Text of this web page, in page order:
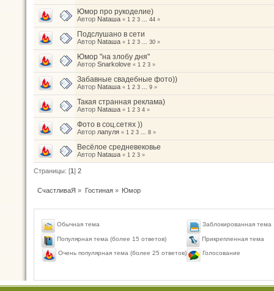
Юмор про рукоделие)
Автор Nataшa « 1 2 3 ... 44 »
Подслушано в сети
Автор Nataшa « 1 2 3 ... 30 »
Юмор "на злобу дня"
Автор Snarkolove « 1 2 3 »
Забавные свадебные фото))
Автор Nataшa « 1 2 3 ... 9 »
Такая странная реклама)
Автор Nataшa « 1 2 3 4 »
Фото в соц.сетях ))
Автор лапуля « 1 2 3 ... 8 »
Весёлое средневековье
Автор Nataшa « 1 2 3 »
Страницы: [1] 2
СчастливаЯ » Гостиная» Юмор
Обычная тема
Популярная тема (более 15 ответов)
Очень популярная тема (более 25 ответов)
Заблокированная тема
Прикрепленная тема
Голосование